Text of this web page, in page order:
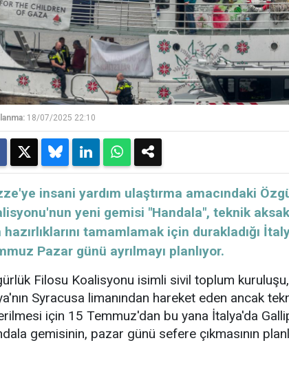
18/07/2025 22:10
insani yardım ulaştırma amacındaki
yeni gemisi "Handala", teknik
hazırlıklarını tamamlamak için durakladığı
Pazar günü ayrılmayı planlıyor.
Filosu Koalisyonu isimli sivil toplum
Syracusa limanından hareket eden ancak
için 15 Temmuz'dan bu yana İtalya'da
gemisinin, pazar günü sefere çıkmasının